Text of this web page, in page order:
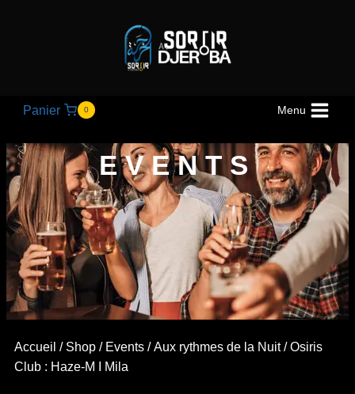
Panier 0 Menu
EVENTS
Accueil / Shop / Events /Aux rythmes de la Nuit/ Osiris
Club : Haze-M I Mila